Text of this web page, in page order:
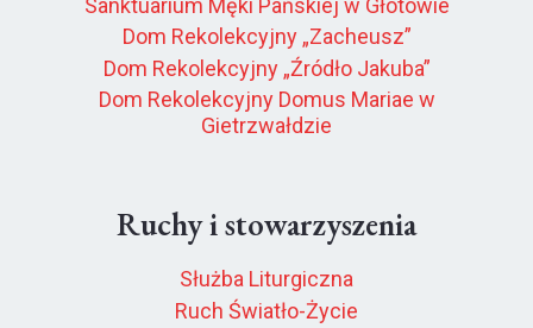
Dom Rekolekcyjny „Zacheusz”
Dom Rekolekcyjny „Źródło Jakuba”
Dom Rekolekcyjny Domus Mariae w
Gietrzwałdzie
Ruchy i stowarzyszenia
Służba Liturgiczna
Ruch Światło-Życie